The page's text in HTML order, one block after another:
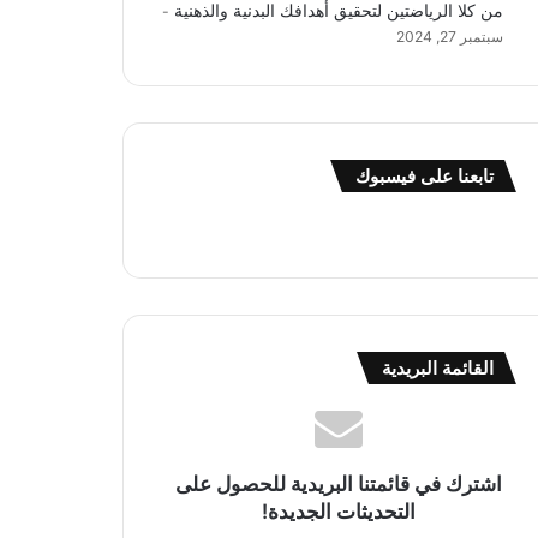
من كلا الرياضتين لتحقيق أهدافك البدنية والذهنية
سبتمبر 27, 2024
تابعنا على فيسبوك
القائمة البريدية
اشترك في قائمتنا البريدية للحصول على
التحديثات الجديدة!